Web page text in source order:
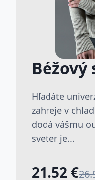
Béžový
Hľadáte
zahreje v
dodá vášmu
sveter je...
21.52 €